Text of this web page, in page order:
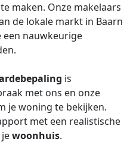
maken. Onze makelaars
de lokale markt in Baarn
een nauwkeurige
is
met ons en onze
je woning te bekijken.
met een realistische
woonhuis.